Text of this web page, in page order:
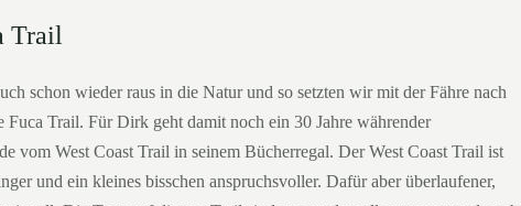
Trail
schon wieder raus in die Natur und so setzten wir mit der Fähre nach
Trail. Für Dirk geht damit noch ein 30 Jahre währender
vom West Coast Trail in seinem Bücherregal. Der West Coast Trail ist
und ein kleines bisschen anspruchsvoller. Dafür aber überlaufener,